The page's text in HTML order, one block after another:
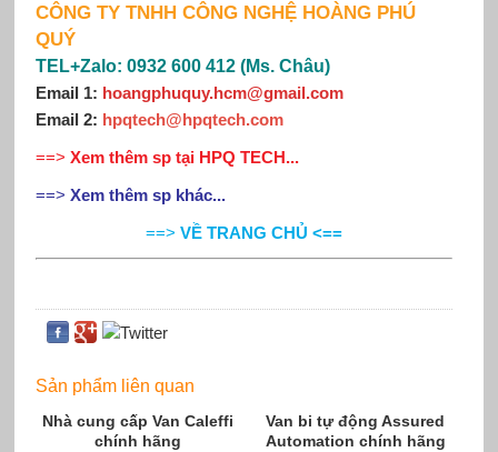
CÔNG TY TNHH CÔNG NGHỆ HOÀNG PHÚ
QUÝ
TEL+Zalo: 0932 600 412 (Ms. Châu)
Email 1: hoangphuquy.hcm@gmail.com
Email 2: hpqtech@hpqtech.com
==> Xem thêm sp tại HPQ TECH...
==> Xem thêm sp khác...
==> VỀ TRANG CHỦ <==
Sản phẩm liên quan
Nhà cung cấp Van Caleffi
chính hãng
Van bi tự động Assured
Automation chính hãng